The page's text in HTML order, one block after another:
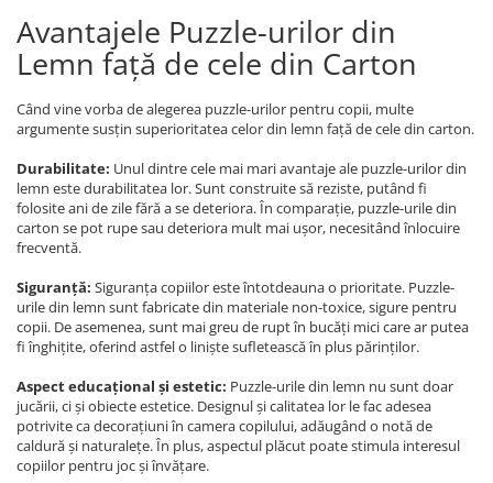
Avantajele Puzzle-urilor din
Lemn față de cele din Carton
Când vine vorba de alegerea puzzle-urilor pentru copii, multe
argumente susțin superioritatea celor din lemn față de cele din carton.
Durabilitate: Unul dintre cele mai mari avantaje ale puzzle-urilor din
lemn este durabilitatea lor. Sunt construite să reziste, putând fi
folosite ani de zile fără a se deteriora. În comparație, puzzle-urile din
carton se pot rupe sau deteriora mult mai ușor, necesitând înlocuire
frecventă.
Siguranță: Siguranța copiilor este întotdeauna o prioritate. Puzzle-
urile din lemn sunt fabricate din materiale non-toxice, sigure pentru
copii. De asemenea, sunt mai greu de rupt în bucăți mici care ar putea
fi înghițite, oferind astfel o liniște sufletească în plus părinților.
Aspect educațional și estetic: Puzzle-urile din lemn nu sunt doar
jucării, ci și obiecte estetice. Designul și calitatea lor le fac adesea
potrivite ca decorațiuni în camera copilului, adăugând o notă de
caldură și naturalețe. În plus, aspectul plăcut poate stimula interesul
copiilor pentru joc și învățare.